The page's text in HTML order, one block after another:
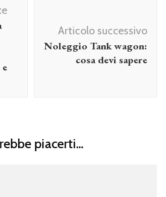
Articolo successivo
Noleggio Tank wagon:
cosa devi sapere
piacerti...